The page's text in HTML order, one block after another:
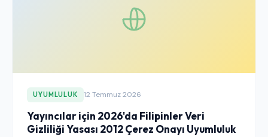
UYUMLULUK 12 Temmuz 2026
Yayıncılar için 2026'da Filipinler Veri
Gizliliği Yasası 2012 Çerez Onayı Uyumluluk